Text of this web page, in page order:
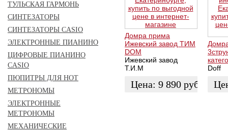
Домра прима
Ижевский завод ТИМ
DOM
Ижевский завод
Т.И.М
Цена: 9 890 руб.
Doff
ТУЛЬСКАЯ ГАРМОНЬ
СИНТЕЗАТОРЫ
СИНТЕЗАТОРЫ CASIO
ЭЛЕКТРОННЫЕ ПИАНИНО
ЦИФРОВЫЕ ПИАНИНО
CASIO
ПЮПИТРЫ ДЛЯ НОТ
МЕТРОНОМЫ
ЭЛЕКТРОННЫЕ
МЕТРОНОМЫ
МЕХАНИЧЕСКИЕ